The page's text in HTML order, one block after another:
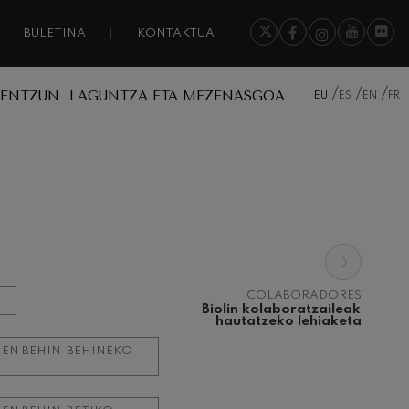
BULETINA KONTAKTUA
LAGUNTZA ETA MEZENASGOA EU ES EN FR
BEHIN-BEHINEKO
COLABORADORES
Biolin kolaboratzaileak
hautatzeko lehiaketa